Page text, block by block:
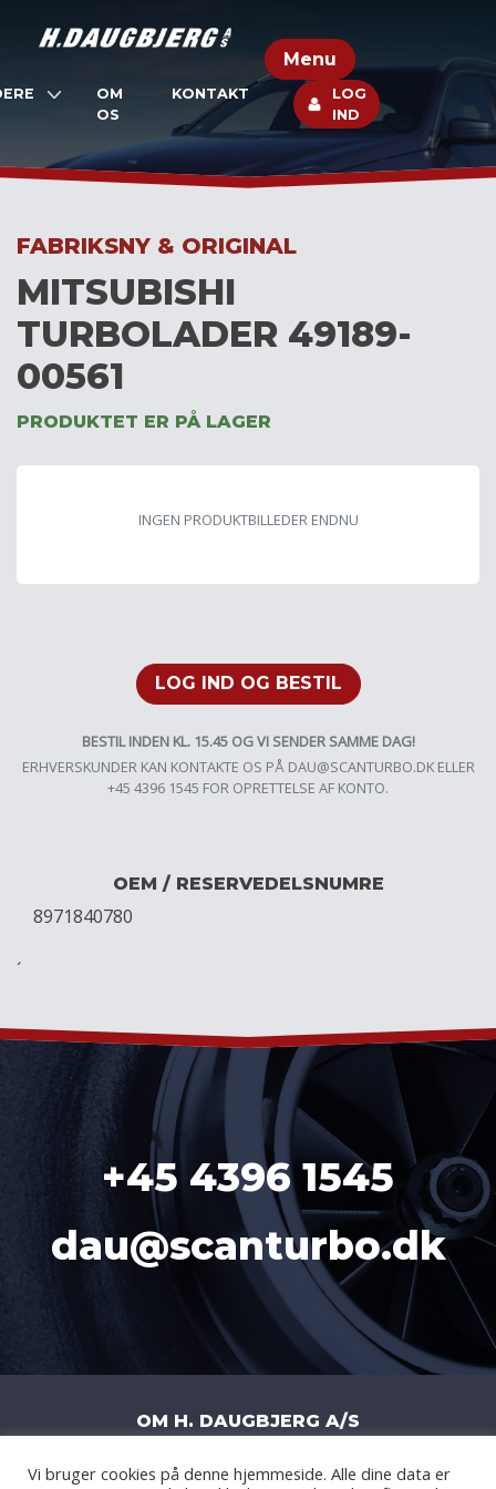
Menu
OM
OS
KONTAKT
LOG
IND
FABRIKSNY & ORIGINAL
MITSUBISHI
TURBOLADER 49189-
00561
PRODUKTET ER PÅ LAGER
INGEN PRODUKTBILLEDER ENDNU
LOG IND OG BESTIL
BESTIL INDEN KL. 15.45 OG VI SENDER SAMME DAG!
ERHVERSKUNDER KAN KONTAKTE OS PÅ DAU@SCANTURBO.DKELLER
+45 4396 1545 FOR OPRETTELSE AF KONTO.
OEM / RESERVEDELSNUMRE
8971840780
´
+45 4396 1545
dau@scanturbo.dk
OM H. DAUGBJERG A/S
H. DAUGBJERG A/S | LITERBUEN 11J |
Vi bruger cookies på denne hjemmeside. Alle dine data er